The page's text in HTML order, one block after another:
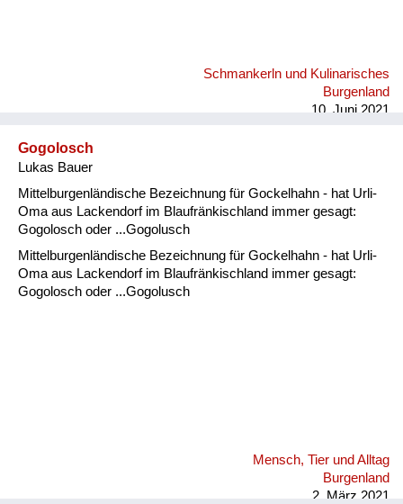
Schmankerln und Kulinarisches
Burgenland
10. Juni 2021
Gogolosch
Lukas Bauer
Mittelburgenländische Bezeichnung für Gockelhahn - hat Urli-
Oma aus Lackendorf im Blaufränkischland immer gesagt:
Gogolosch oder ...Gogolusch
Mittelburgenländische Bezeichnung für Gockelhahn - hat Urli-
Oma aus Lackendorf im Blaufränkischland immer gesagt:
Gogolosch oder ...Gogolusch
Mensch, Tier und Alltag
Burgenland
2. März 2021